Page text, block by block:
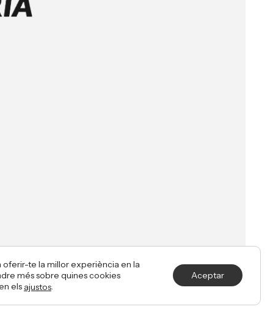
Made with ♥ by
te la millor experiència en la
més sobre quines cookies
els ajustos
Aceptar